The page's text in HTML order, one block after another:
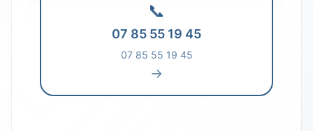
📞
07 85 55 19 45
07 85 55 19 45
→